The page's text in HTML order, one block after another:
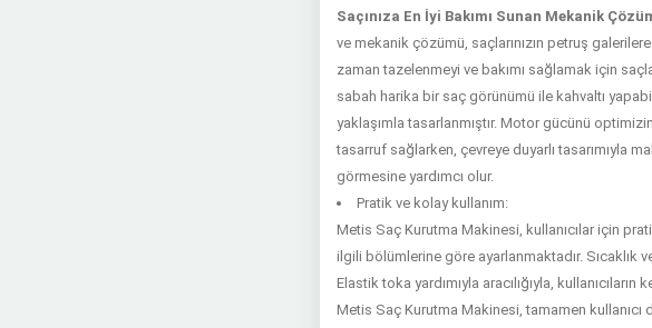
Saçınıza En İyi Bakımı Sunan Mekanik
ve mekanik çözümü, saçlarınızın petruş
zaman tazelenmeyi ve bakımı sağlamak için
sabah harika bir saç görünümü ile kahvaltı
yaklaşımla tasarlanmıştır. Motor gücünü
tasarruf sağlarken, çevreye duyarlı tasarımıyla
görmesine yardımcı olur.
Pratik ve kolay kullanım:
Metis Saç Kurutma Makinesi, kullanıcılar için
ilgili bölümlerine göre ayarlanmaktadır. Sıcaklık
Elastik toka yardımıyla aracılığıyla,
Metis Saç Kurutma Makinesi, tamamen